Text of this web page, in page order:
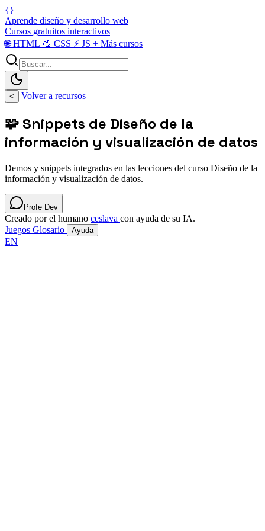
{}
Aprende diseño y desarrollo web
Cursos gratuitos interactivos
🌐HTML 🎨 CSS ⚡ JS + Más cursos
< Volver a recursos
🧩 Snippets de Diseño de la
información y visualización de datos
Demos y snippets integrados en las lecciones del curso Diseño de la
información y visualización de datos.
Profe Dev
Creado por el humano ceslava con ayuda de su IA.
Juegos Glosario Ayuda
EN